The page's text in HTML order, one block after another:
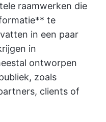
raamwerken die
te
in een paar
in
ontworpen
zoals
clients of